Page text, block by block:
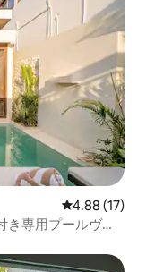
レビュー17
4.88 (17)
き専用プールヴィ